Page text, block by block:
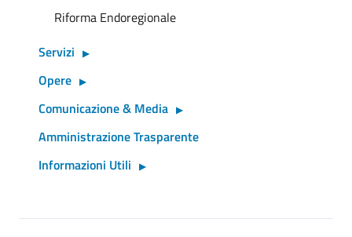
Riforma Endoregionale
Servizi
Opere
Comunicazione & Media
Amministrazione Trasparente
Informazioni Utili